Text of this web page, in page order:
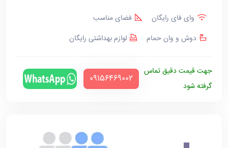
وای فای رایگان
فضای مناسب
دوش و وان حمام
لوازم بهداشتی رایگان
جهت قیمت دقیق تماس
گرفته شود
‪09156469002‬